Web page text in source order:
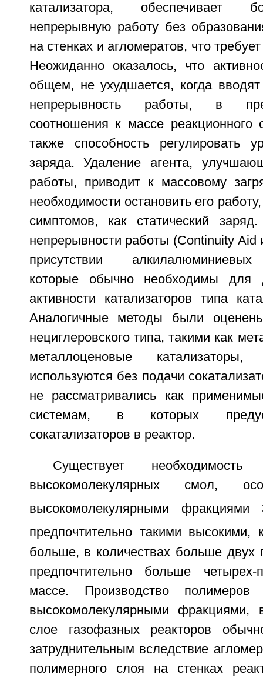
катализатора, обеспечивает
непрерывную работу без
на стенках и агломератов, что
Неожиданно оказалось, что
общем, не ухудшается, когда
непрерывность работы, в
соотношения к массе реакционного
также способность регулировать
заряда. Удаление агента,
работы, приводит к массовому
необходимости остановить его
симптомов, как статический
непрерывности работы (Continuity
присутствии алкилалюминиевых
которые обычно необходимы для
активности катализаторов типа
Аналогичные методы были
нециглеровского типа, такими как
металлоценовые
используются без подачи
не рассматривались как
системам, в которых
сокатализаторов в реактор.
Существует
высокомолекулярных смол,
высокомолекулярными
предпочтительно такими высокими,
больше, в количествах больше двух
предпочтительно больше
массе. Производство
высокомолекулярными фракциями,
слое газофазных реакторов
затруднительным вследствие
полимерного слоя на стенках